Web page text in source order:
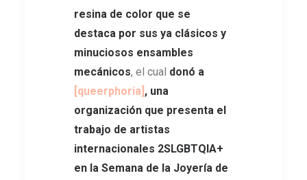
resina de color que se
destaca por sus ya clásicos y
minuciosos ensambles
mecánicos, el cual donó a
[queerphoria] , una
organización que presenta el
trabajo de artistas
internacionales 2SLGBTQIA+
en la Semana de la Joyería de